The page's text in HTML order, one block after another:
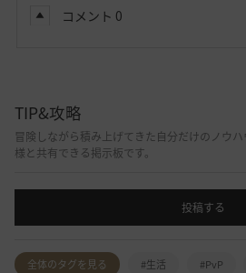
コメント 0
TIP&攻略
冒険しながら積み上げてきた自分だけのノウ
様と共有できる掲示板です。
投稿する
全体のタグを見る #生活 #PvP